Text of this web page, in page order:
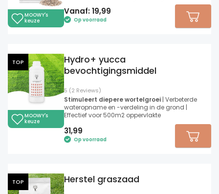
MOOWY's
keuze
Vanaf: 19,99
Op voorraad
TOP
MOOWY's
keuze
5 (2 Reviews)
Hydro+ yucca
bevochtigingsmiddel
Stimuleert diepere wortelgroei | Verbeterde
wateropname en -verdeling in de grond |
Effectief voor 500m2 oppervlakte
31,99
Op voorraad
TOP Herstel graszaad